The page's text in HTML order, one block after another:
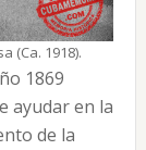
(Ca. 1918).
1869
ayudar en la
de la